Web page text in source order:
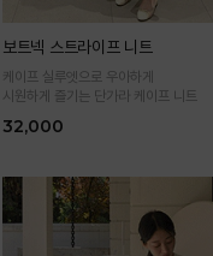
보트넥 스트라이프 니트
케이프 실루엣으로 우아하게
시원하게 즐기는 단가라 케이프 니트
32,000